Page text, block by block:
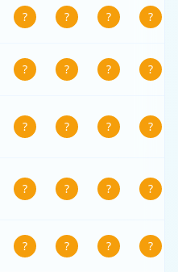
? ? ? ?
? ? ? ?
? ? ? ?
? ? ? ?
? ? ? ?